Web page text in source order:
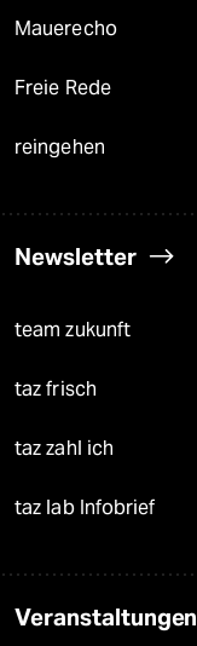
Mauerecho
Freie Rede
reingehen
Newsletter
team zukunft
taz frisch
taz zahl ich
taz lab Infobrief
Veranstaltungen